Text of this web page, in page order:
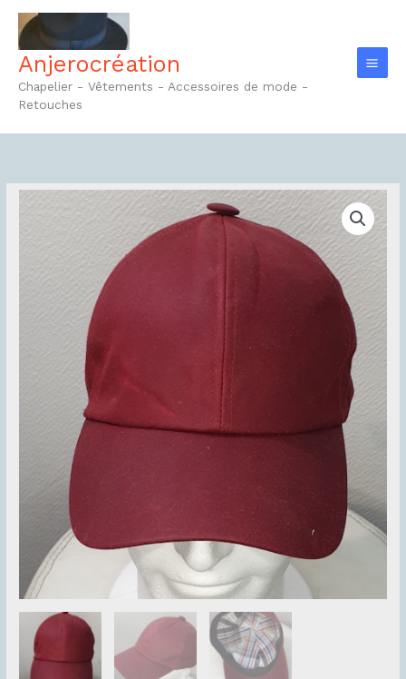
Aller
contenuAnjerocréation
Chapelier - Vêtements - Accessoires de mode -
Retouches